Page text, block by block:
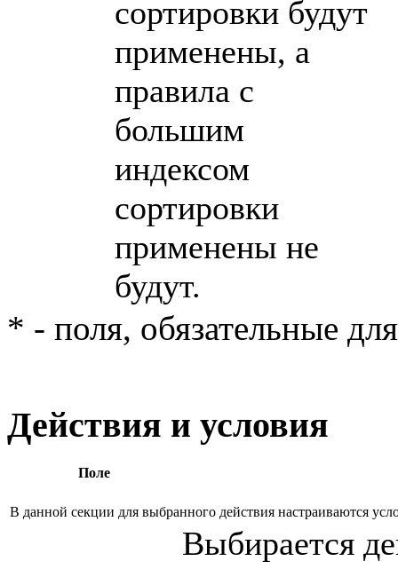
сортировки будут
применены, а
правила с
большим
индексом
сортировки
применены не
будут.
* - поля, обязательные
Действия и условия
Поле
В данной секции для выбранного действия настраиваются
Выбирается